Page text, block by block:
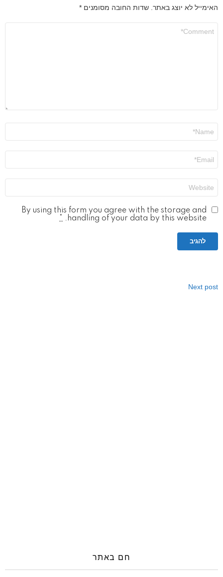
האימייל לא יוצג באתר. שדות החובה מסומנים *
שלך
By using this form you agree with the storage and
handling of your data by this website.
*
Next post
חם באתר